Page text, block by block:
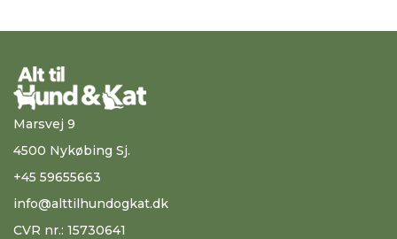
Marsvej 9
4500 Nykøbing Sj.
+45 59655663
info@alttilhundogkat.dk
CVR nr.: 15730641